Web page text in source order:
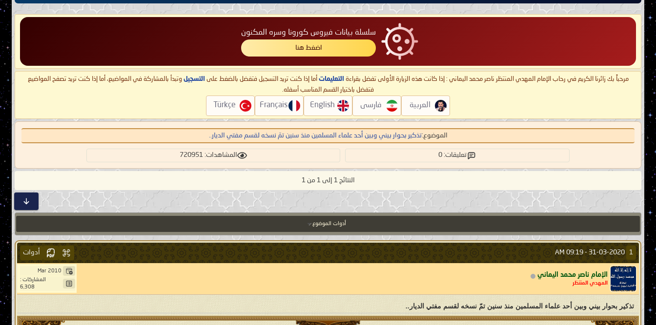
سلسلة بيانات فيروس كورونا وسره المكنون
اضغط هنا
مرحباً بك زائرنا الكريم في رحاب الإمام المهدي المنتظر ناصر محمد اليماني : إذا كانت هذه الزيارة الأولى تفضل بقراءة التعليمات أما إذا كنت تريد التسجيل فتفضل بالضغط على التسجيل وتبدأ بالمشاركة في المواضيع، أما إذا كنت تريد تصفح المواضيع
فتفضل باختيار القسم المناسب أسفله.
العربية فارسی English
Français
Türkçe
الموضوع:تذكير بحوار بيني وبين أحد علماء المسلمين منذ سنين تمّ نسخه لقسم مفتي الديار..
تعليقات: 0 المشاهدات: 720951
النتائج 1 إلى 1 من 1
أدوات الموضوع
1
31-03-2020 -
09:19 AM أدوات
الإمام ناصر محمد اليماني
المهدي المنتظر
Mar 2010
المشاركات :
6,308
تذكير بحوار بيني وبين أحد علماء المسلمين منذ سنين تمّ نسخه لقسم مفتي الديار..